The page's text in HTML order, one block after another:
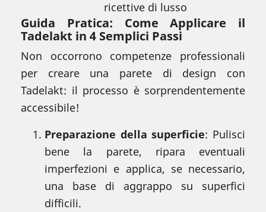
ricettive di lusso
Guida Pratica: Come Applicare il
Tadelakt in 4 Semplici Passi
Non occorrono competenze professionali
per creare una parete di design con
Tadelakt: il processo è sorprendentemente
accessibile!
Preparazione della superficie: Pulisci
bene la parete, ripara eventuali
imperfezioni e applica, se necessario,
una base di aggrappo su superfici
difficili.